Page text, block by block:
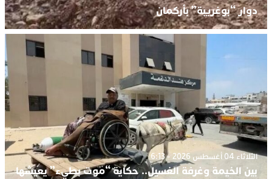
دوار “بوغريبة” بأركمان
الثلاثاء 04 أغسطس 2026 - 6:13
بين الخيمة وغرفة الغسيل.. حكاية “موت بطيء” يعيشها